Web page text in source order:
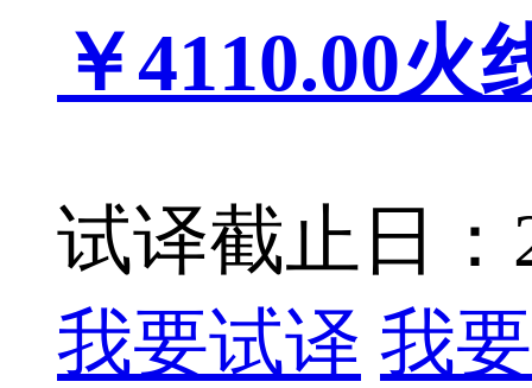
￥4110.00火
试译截止日：
我要试译 我